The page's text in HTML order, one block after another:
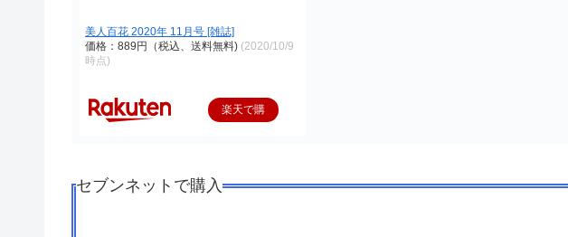
美人百花 2020年 11月号 [雑誌]
価格：889円（税込、送料無料) (2020/10/9
時点)
楽天で購
セブンネットで購入